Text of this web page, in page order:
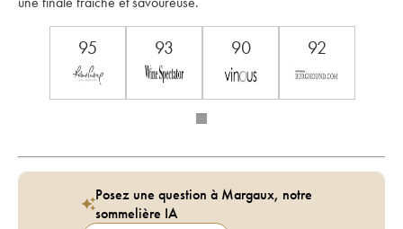
95 93 90 92
Posez une question à Margaux, notre
sommelière IA